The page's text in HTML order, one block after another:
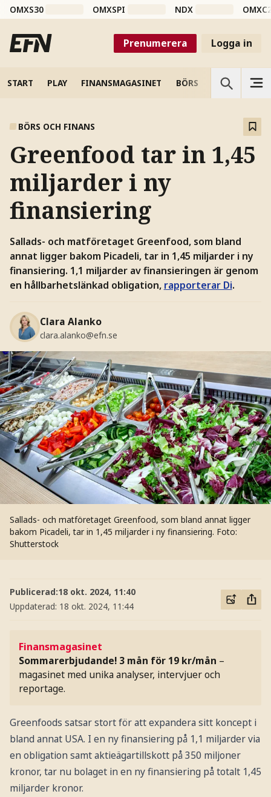
OMXS30 OMXSPI NDX
Prenumerera Logga in
START PLAY FINANSMAGASINET BÖRS VETENSKAP
BÖRS OCH FINANS
Greenfood tar in 1,45
miljarder i ny
finansiering
Sallads- och matföretaget Greenfood, som bland
annat ligger bakom Picadeli, tar in 1,45 miljarder i ny
finansiering. 1,1 miljarder av finansieringen är genom
en hållbarhetslänkad obligation, rapporterar Di.
Clara Alanko
clara.alanko@efn.se
Sallads- och matföretaget Greenfood, som bland annat ligger
bakom Picadeli, tar in 1,45 miljarder i ny finansiering. Foto:
Shutterstock
Publicerad:18 okt. 2024, 11:40
Uppdaterad: 18 okt. 2024, 11:44
Finansmagasinet
Sommarerbjudande! 3 mån för 19 kr/mån –
magasinet med unika analyser, intervjuer och
reportage.
Greenfoods satsar stort för att expandera sitt koncept i
bland annat USA. I en ny finansiering på 1,1 miljarder via
en obligation samt aktieägartillskott på 350 miljoner
kronor, tar nu bolaget in en ny finansiering på totalt 1,45
miljarder kronor.